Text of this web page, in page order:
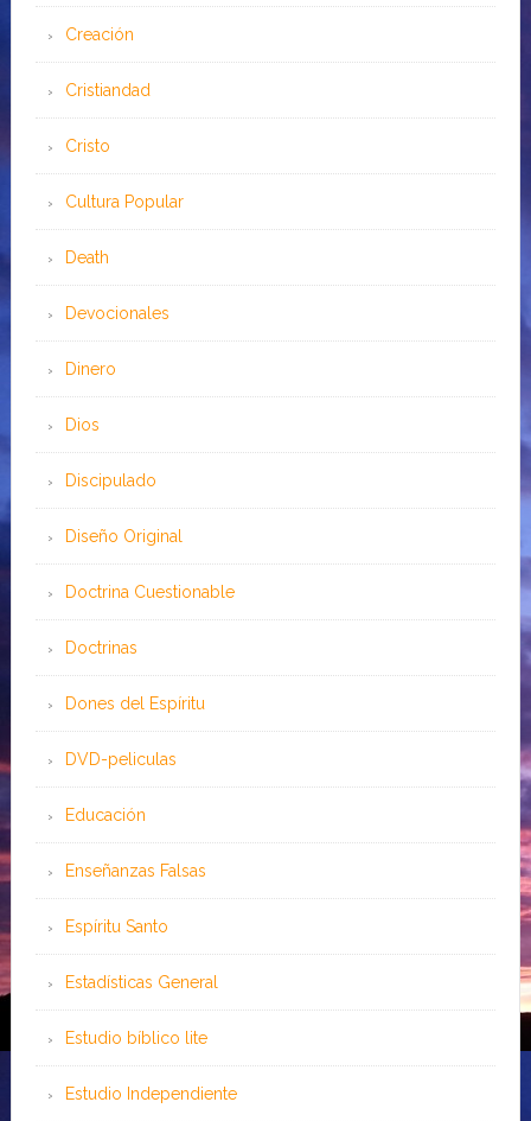
Creación
Cristiandad
Cristo
Cultura Popular
Death
Devocionales
Dinero
Dios
Discipulado
Diseño Original
Doctrina Cuestionable
Doctrinas
Dones del Espíritu
DVD-peliculas
Educación
Enseñanzas Falsas
Espíritu Santo
Estadísticas General
Estudio bíblico lite
Estudio Independiente